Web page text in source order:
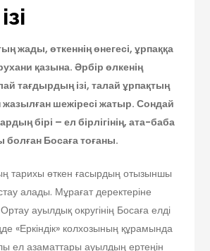
жады, өткеннің өнегесі, ұрпаққа
қазына. Әрбір өлкенің
тағдырдың ізі, талай ұрпақтың
жазылған шежіресі жатыр. Сондай
бірі – ел бірлігінің, ата-баба
болған Босаға тоғаны.
тарихы өткен ғасырдың отызыншы
алады. Мұрағат деректеріне
Ортау ауылдық округінің Босаға елді
«Еркіндік» колхозының құрамында
ел азаматтары ауылдың ертеңін